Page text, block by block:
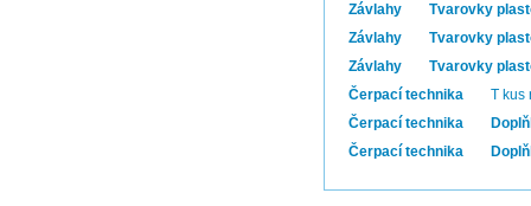
Závlahy
Tvarovky
Závlahy
Tvarovky
Závlahy
Tvarovky
Čerpací technika
T kus
Čerpací technika
Čerpací technika